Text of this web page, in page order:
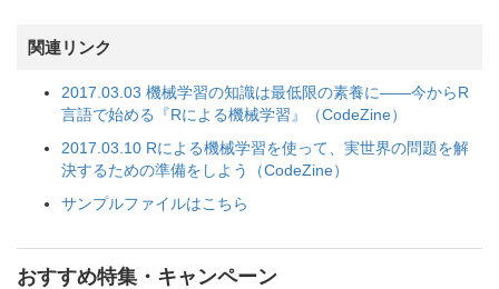
関連リンク
2017.03.03 機械学習の知識は最低限の素養に――今からR
言語で始める『Rによる機械学習』（CodeZine）
2017.03.10 Rによる機械学習を使って、実世界の問題を解
決するための準備をしよう（CodeZine）
サンプルファイルはこちら
おすすめ特集・キャンペーン